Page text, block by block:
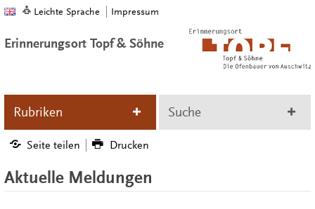
Leichte Sprache Impressum
Erinnerungsort Topf & Söhne
Rubriken Suche
Seite teilen Drucken
Aktuelle Meldungen